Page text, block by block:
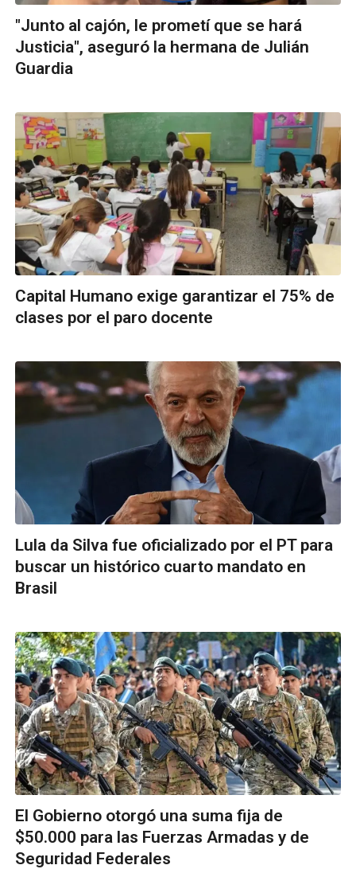
"Junto al cajón, le prometí que se hará
Justicia", aseguró la hermana de Julián
Guardia
Capital Humano exige garantizar el 75% de
clases por el paro docente
Lula da Silva fue oficializado por el PT para
buscar un histórico cuarto mandato en
Brasil
El Gobierno otorgó una suma fija de
$50.000 para las Fuerzas Armadas y de
Seguridad Federales